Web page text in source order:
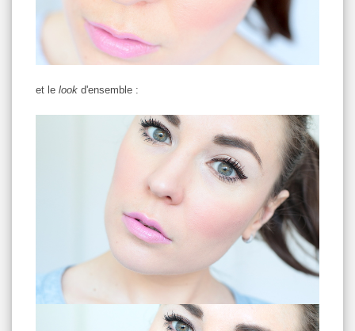
et le look d'ensemble :